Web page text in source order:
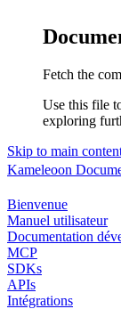
Fetch the
Use this file
exploring
Skip to main
Kameleoon
Bienvenue
Manuel utilisateur
Documentation
MCP
SDKs
APIs
Intégrations